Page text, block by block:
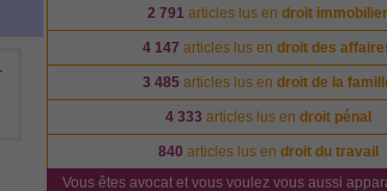
2 791 articles lus endroit immobilier
4 147 articles lus endroit des
3 485 articles lus endroit de la
4 333 articles lus en droit pénal
840 articles lus en droit du travail
Vous êtes avocat et vous voulez vous aussi